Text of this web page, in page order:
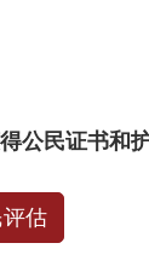
公民证书和
估